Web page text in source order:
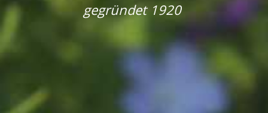
gegründet 1920